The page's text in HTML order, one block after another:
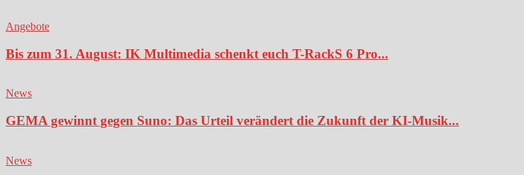
Angebote
Bis zum 31. August: IK Multimedia schenkt euch T-RackS 6 Pro...
News
GEMA gewinnt gegen Suno: Das Urteil verändert die Zukunft der KI-Musik...
News